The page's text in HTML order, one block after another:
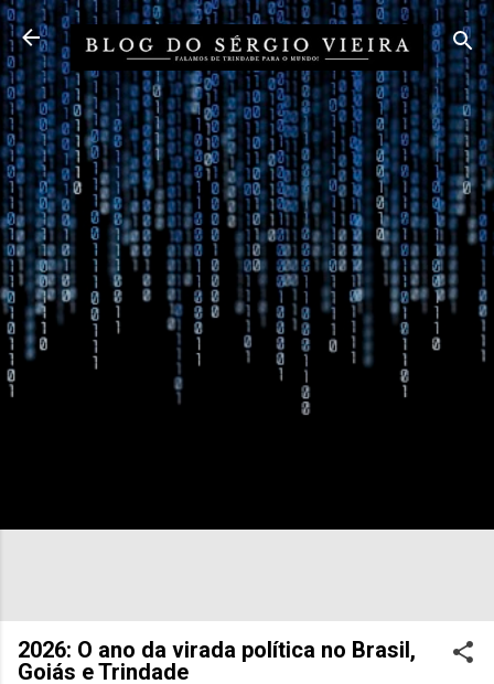
Pular para o conteúdo principal
2026: O ano da virada política no Brasil,
Goiás e Trindade